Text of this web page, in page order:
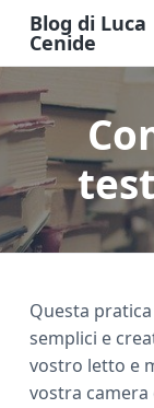
i
p
t
o
a
i
n
i
p
t
o
r
i
m
i
p
t
o
o
o
t
Blog di Luca
Cenide
o
g
d
i
c
a
e
n
i
Questa
semplici e
vostro letto e
vostra